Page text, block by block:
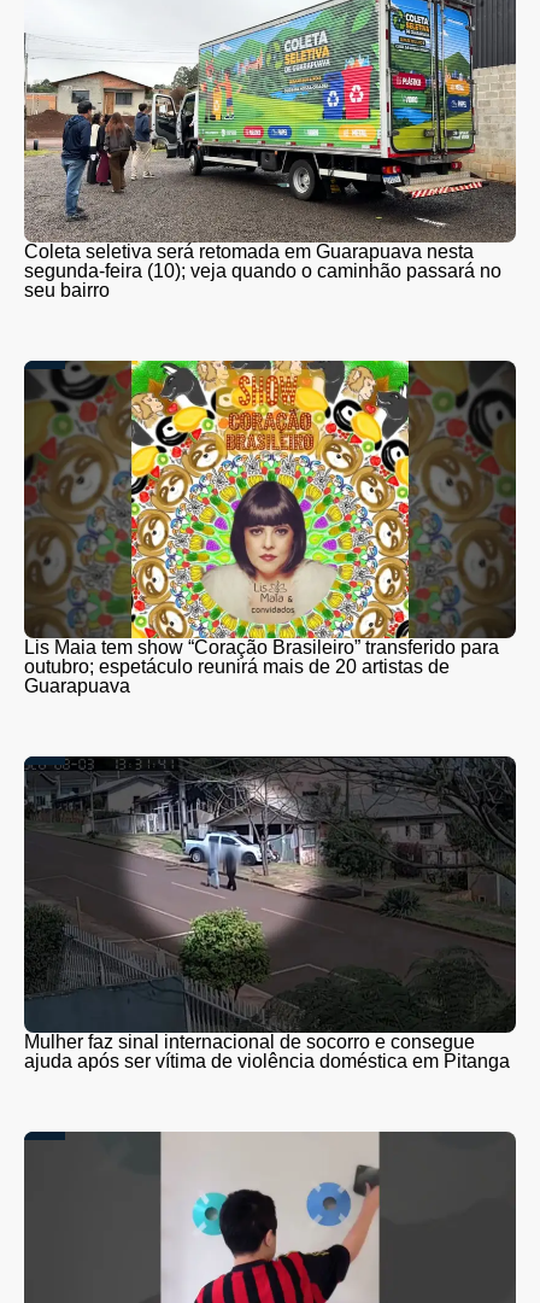
Coleta seletiva será retomada em Guarapuava nesta
segunda-feira (10); veja quando o caminhão passará no
seu bairro
Lis Maia tem show “Coração Brasileiro” transferido para
outubro; espetáculo reunirá mais de 20 artistas de
Guarapuava
Mulher faz sinal internacional de socorro e consegue
ajuda após ser vítima de violência doméstica em Pitanga